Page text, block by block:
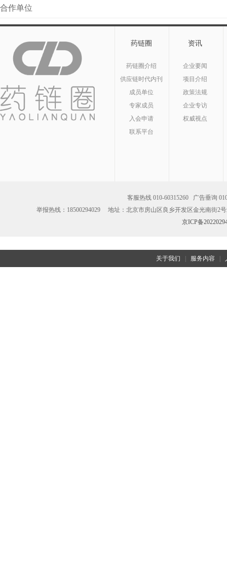
合作单位
药链圈
药链圈介绍
供应链时代内刊
成员单位
专家成员
入会申请
联系平台
资讯
企业要闻
项目介绍
政策法规
企业专访
权威视点
客服热线 010-60315260 广告垂询
举报热线：18500294029 地址：北京市房山区良乡开发区金光南街2
京ICP备
关于我们 服务内容